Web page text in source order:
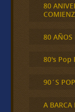
80
80 AÑOS
80's Pop
90´S
A BARCA